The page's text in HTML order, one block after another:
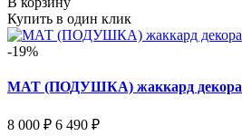
Купить в один клик
-19%
МАТ (ПОДУШКА) жаккард декора
8 000 ₽ 6 490 ₽